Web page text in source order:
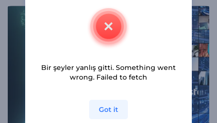
Bir şeyler yanlış gitti. Something went
wrong. Failed to fetch
Got it